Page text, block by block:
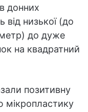
донних
від низької (до
до дуже
на квадратний
позитивну
мікропластику